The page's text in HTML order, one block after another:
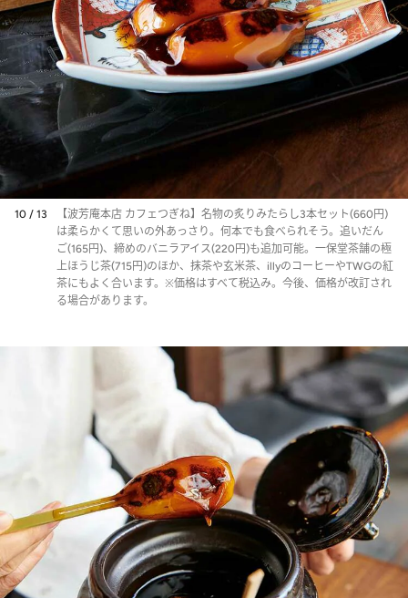
10 / 13
【波芳庵本店 カフェつぎね】名物の炙りみたらし3本セット(660円)
は柔らかくて思いの外あっさり。何本でも食べられそう。追いだん
ご(165円)、締めのバニラアイス(220円)も追加可能。一保堂茶舗の極
上ほうじ茶(715円)のほか、抹茶や玄米茶、illyのコーヒーやTWGの紅
茶にもよく合います。※価格はすべて税込み。今後、価格が改訂され
る場合があります。